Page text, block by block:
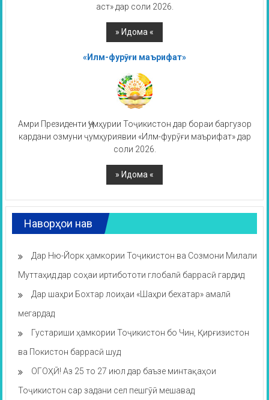
аст» дар соли 2026.
«Илм-фурӯғи маърифат»
Амри Президенти Ҷумҳурии Тоҷикистон дар бораи баргузор
кардани озмуни ҷумҳуриявии «Илм-фурӯғи маърифат» дар
соли 2026.
Наворҳои нав
Дар Ню-Йорк ҳамкории Тоҷикистон ва Созмони Милали
Муттаҳид дар соҳаи иртибототи глобалӣ баррасӣ гардид
Дар шаҳри Бохтар лоиҳаи «Шаҳри бехатар» амалӣ
мегардад
Густариши ҳамкории Тоҷикистон бо Чин, Қирғизистон
ва Покистон баррасӣ шуд
ОГОҲӢ! Аз 25 то 27 июл дар баъзе минтақаҳои
Тоҷикистон сар задани сел пешгӯӣ мешавад